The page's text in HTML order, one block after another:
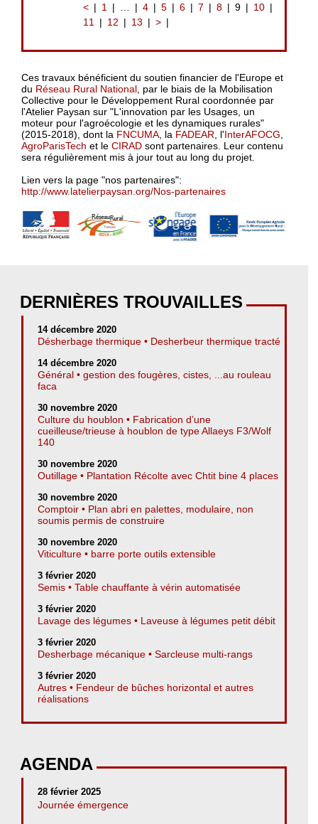
< 1 … 4 5 6 7 8 9
10
11
12 13 >
Ces travaux bénéficient du soutien financier de l'Europe et
du Réseau Rural National, par le biais de la Mobilisation
Collective pour le Développement Rural coordonnée par
l'Atelier Paysan sur "L'innovation par les Usages, un
moteur pour l'agroécologie et les dynamiques rurales"
(2015-2018), dont la FNCUMA, la FADEAR, l'InterAFOCG,
AgroParisTech et le CIRAD sont partenaires. Leur contenu
sera régulièrement mis à jour tout au long du projet.
Lien vers la page "nos partenaires":
http://www.latelierpaysan.org/Nos-partenaires
DERNIÈRES TROUVAILLES
14 décembre 2020
Désherbage thermique • Desherbeur thermique tracté
14 décembre 2020
Général • gestion des fougères, cistes, ...au rouleau
faca
30 novembre 2020
Culture du houblon • Fabrication d’une
cueilleuse/trieuse à houblon de type Allaeys F3/Wolf
140
30 novembre 2020
Outillage • Plantation Récolte avec Chtit bine 4 places
30 novembre 2020
Comptoir • Plan abri en palettes, modulaire, non
soumis permis de construire
30 novembre 2020
Viticulture • barre porte outils extensible
3 février 2020
Semis • Table chauffante à vérin automatisée
3 février 2020
Lavage des légumes • Laveuse à légumes petit débit
3 février 2020
Desherbage mécanique • Sarcleuse multi-rangs
3 février 2020
Autres • Fendeur de bûches horizontal et autres
réalisations
AGENDA
28 février 2025
Journée émergence